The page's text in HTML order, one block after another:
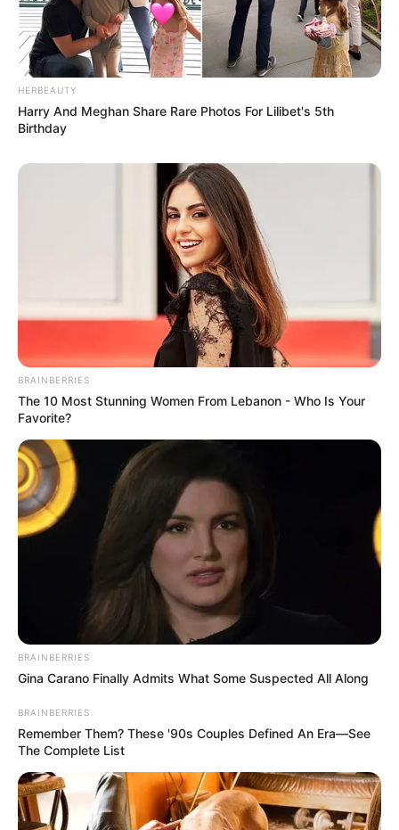
Membawa Barang Belanjaan
Versi Warga Thailand
Langka Banget! 10 Pose Lucu
Katak yang Bikin Ketawa
Gemes
Ambyar! 10 Kalimat Baper
Pakai Bahasa Jawa Ini Bikin
Galau Abis
Fail! 10 Potret Makanan Gagal
Dimasak yang Bikin Kamu
Nggak Selera
HERBEAUTY
Harry And Meghan Share Rare Photos For Lilibet's 5th
Birthday
BRAINBERRIES
The 10 Most Stunning Women From Lebanon - Who Is Your
Favorite?
BRAINBERRIES
Gina Carano Finally Admits What Some Suspected All Along
BRAINBERRIES
Remember Them? These '90s Couples Defined An Era—See
The Complete List